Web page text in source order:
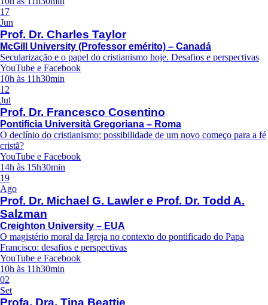
17
Jun
Prof. Dr. Charles Taylor
McGill University (Professor emérito) – Canadá
Secularização e o papel do cristianismo hoje. Desafios e perspectivas
YouTube e Facebook
10h às 11h30min
12
Jul
Prof. Dr. Francesco Cosentino
Pontificia Università Gregoriana – Roma
O declínio do cristianismo: possibilidade de um novo começo para a fé
cristã?
YouTube e Facebook
14h às 15h30min
19
Ago
Prof. Dr. Michael G. Lawler e Prof. Dr. Todd A.
Salzman
Creighton University – EUA
O magistério moral da Igreja no contexto do pontificado do Papa
Francisco: desafios e perspectivas
YouTube e Facebook
10h às 11h30min
02
Set
Profa. Dra. Tina Beattie